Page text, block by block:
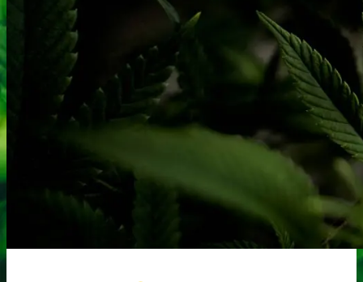
Simons tests
Test af primære aminer
URIN TESTS
Multi urin test - 3 stoffer
THC urin test - 25ng/ml
THC urin test - 50ng/ml